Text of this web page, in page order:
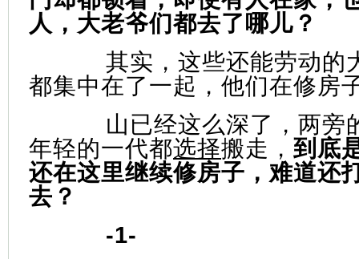
人，大老爷们都去了哪儿？
其实，这些还能劳动的
都集中在了一起，他们在修房
山已经这么深了，两旁
年轻的一代都选择搬走， 到底
还在这里继续修房子，难道还
去？
-1-